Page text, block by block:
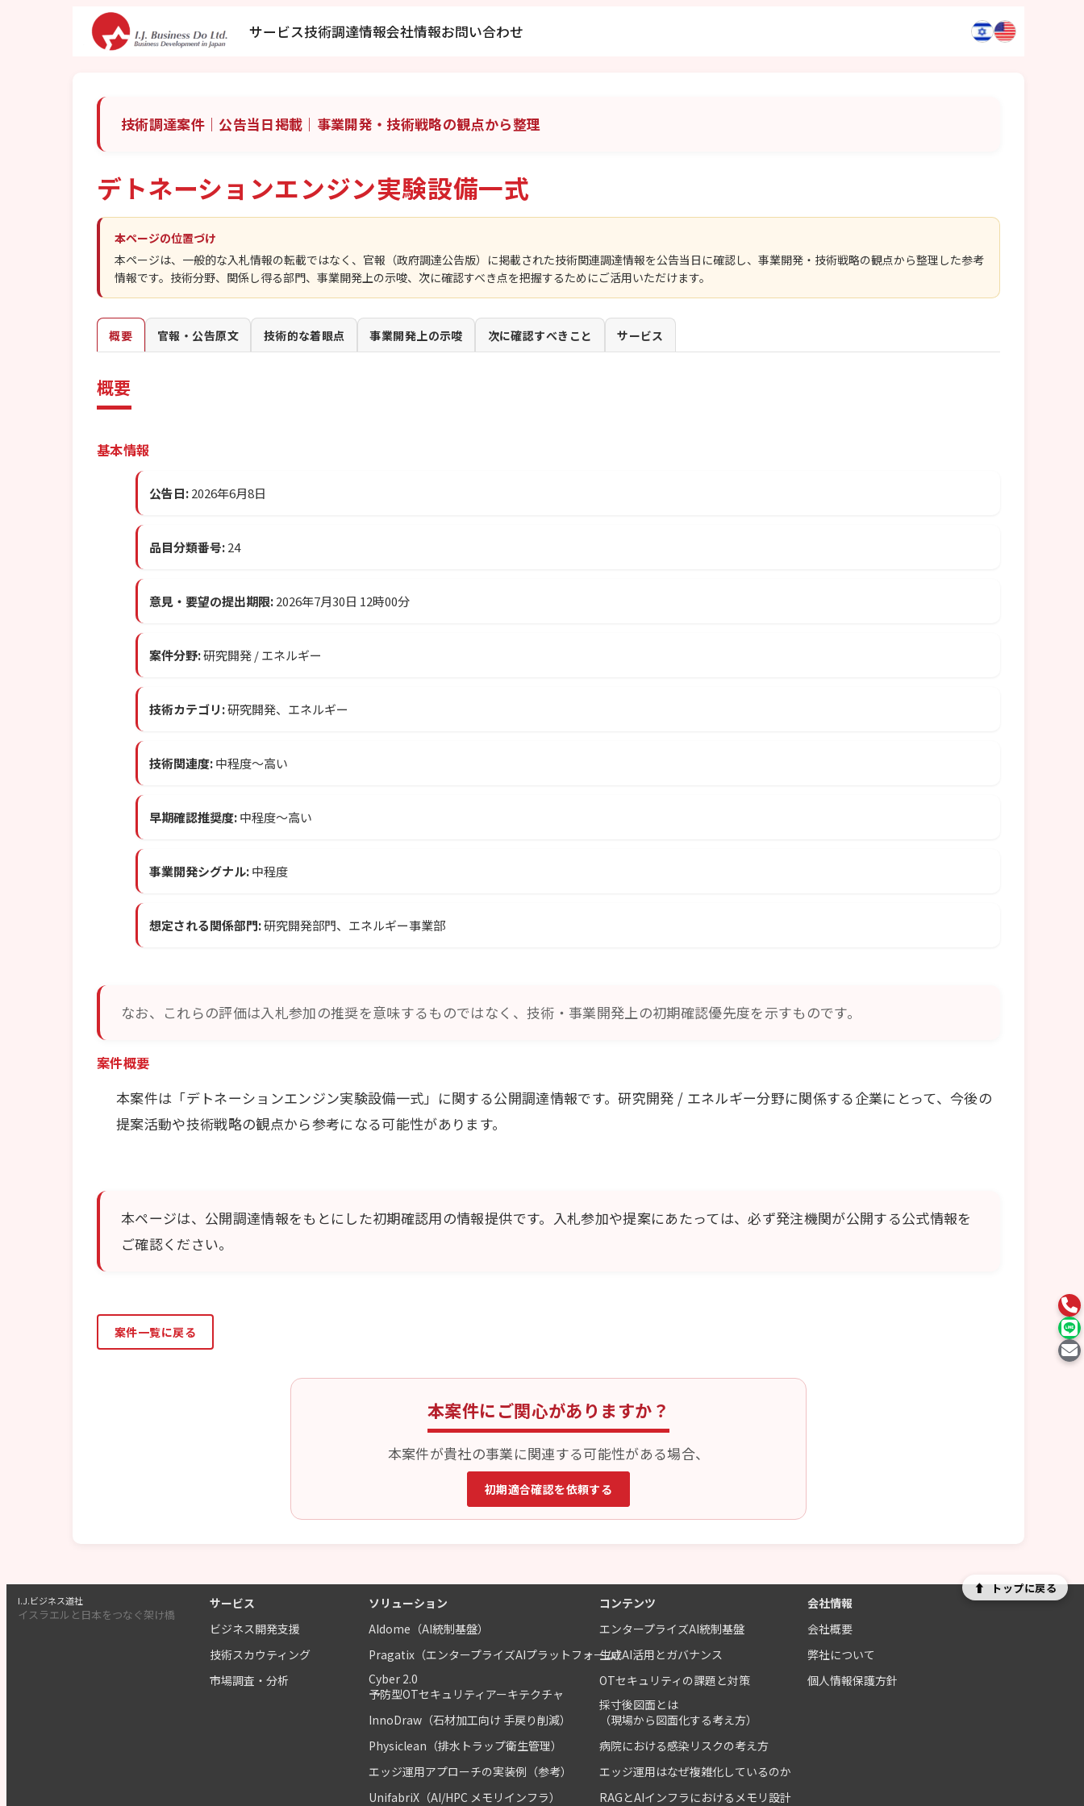
サービス技術調達情報会社情報お問い合わせ
技術調達案件｜公告当日掲載｜事業開発・技術戦略の観点から整理
デトネーションエンジン実験設備一式
本ページの位置づけ
本ページは、一般的な入札情報の転載ではなく、官報（政府調達公告版）に掲載された技術関連調達情報を公告当日に確認し、事業開発・技術戦略の観点から整理した参考
情報です。技術分野、関係し得る部門、事業開発上の示唆、次に確認すべき点を把握するためにご活用いただけます。
概要 官報・公告原文 技術的な着眼点 事業開発上の示唆 次に確認すべきこと サービス
概要
基本情報
公告日:2026年6月8日
品目分類番号:24
意見・要望の提出期限:2026年7月30日 12時00分
案件分野:研究開発 / エネルギー
技術カテゴリ:研究開発、エネルギー
技術関連度:中程度〜高い
早期確認推奨度:中程度〜高い
事業開発シグナル:中程度
想定される関係部門:研究開発部門、エネルギー事業部
なお、これらの評価は入札参加の推奨を意味するものではなく、技術・事業開発上の初期確認優先度を示すものです。
案件概要
本案件は「デトネーションエンジン実験設備一式」に関する公開調達情報です。研究開発 / エネルギー分野に関係する企業にとって、今後の
提案活動や技術戦略の観点から参考になる可能性があります。
本ページは、公開調達情報をもとにした初期確認用の情報提供です。入札参加や提案にあたっては、必ず発注機関が公開する公式情報を
ご確認ください。
案件一覧に戻る
本案件にご関心がありますか？
本案件が貴社の事業に関連する可能性がある場合、
初期適合確認を依頼する
⬆ トップに戻る
I.J.ビジネス道社
イスラエルと日本をつなぐ架け橋
サービス
ビジネス開発支援
技術スカウティング
市場調査・分析
ソリューション
AIdome（AI統制基盤）
Pragatix（エンタープライズAIプラットフォーム）
Cyber 2.0
予防型OTセキュリティアーキテクチャ
InnoDraw（石材加工向け 手戻り削減）
Physiclean（排水トラップ衛生管理）
エッジ運用アプローチの実装例（参考）
UnifabriX（AI/HPC メモリインフラ）
コンテンツ
エンタープライズAI統制基盤
生成AI活用とガバナンス
OTセキュリティの課題と対策
採寸後図面とは
（現場から図面化する考え方）
病院における感染リスクの考え方
エッジ運用はなぜ複雑化しているのか
RAGとAIインフラにおけるメモリ設計
会社情報
会社概要
弊社について
個人情報保護方針